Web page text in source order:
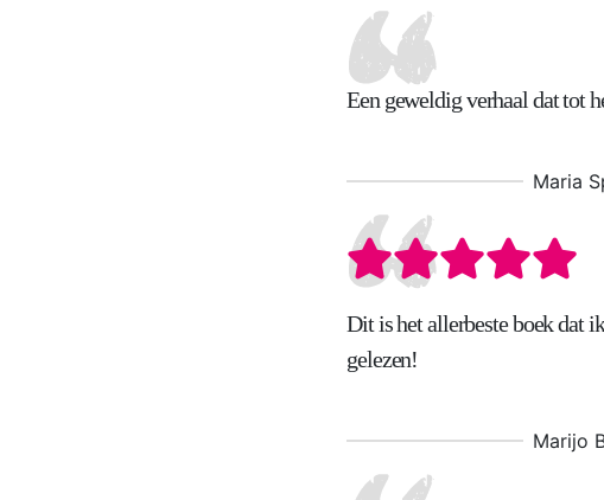
Een geweldig verhaal dat tot
Maria
Dit is het allerbeste boek dat
gelezen!
Marijo